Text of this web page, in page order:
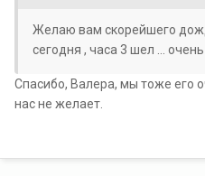
Желаю вам скорейшего
сегодня , часа 3 шел ...
Спасибо, Валера, мы тоже его
нас не желает.